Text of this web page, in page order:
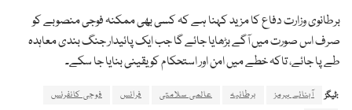
برطانوی وزارت دفاع کا مزید کہنا ہے کہ کسی بھی ممکنہ فوجی منصوبے کو
صرف اس صورت میں آگے بڑھایا جائے گا جب ایک پائیدار جنگ بندی معاہدہ
طے پا جائے، تاکہ خطے میں امن اور استحکام کو یقینی بنایا جا سکے۔
ٹیگز: آبنائے ہرمز برطانیہ عالمی سلامتی فرانس
فوجی کانفرنس